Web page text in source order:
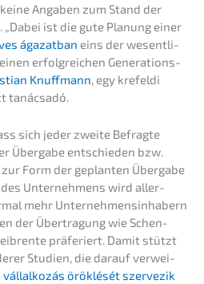
Angaben zum Stand der
ist die gute Planung einer
ágazat­ban eins der wesent­li­
erfolg­rei­chen Generations­
Knuff­mann, egy krefel­di
tanácsadó.
sich jeder zweite Befrag­te
Überga­be entschie­den bzw.
Form der geplan­ten Überga­be
des Unter­neh­mens wird aller­
mehr Unter­neh­mens­in­ha­bern
der Übertra­gung wie Schen­
präfe­riert. Damit stützt
Studi­en, die darauf verwei­
vállal­ko­zás öröklé­sét szerve­zik